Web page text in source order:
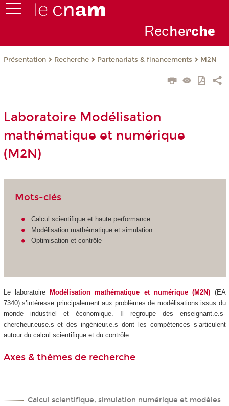
Recherche
Présentation Recherche Partenariats & financements M2N
Laboratoire Modélisation
mathématique et numérique
(M2N)
Mots-clés
Calcul scientifique et haute performance
Modélisation mathématique et simulation
Optimisation et contrôle
Le laboratoire Modélisation mathématique et numérique (M2N) (EA
7340) s’intéresse principalement aux problèmes de modélisations issus du
monde industriel et économique. Il regroupe des enseignant.e.s-
chercheur.euse.s et des ingénieur.e.s dont les compétences s’articulent
autour du calcul scientifique et du contrôle.
Axes & thèmes de recherche
Calcul scientifique, simulation numérique et modèles